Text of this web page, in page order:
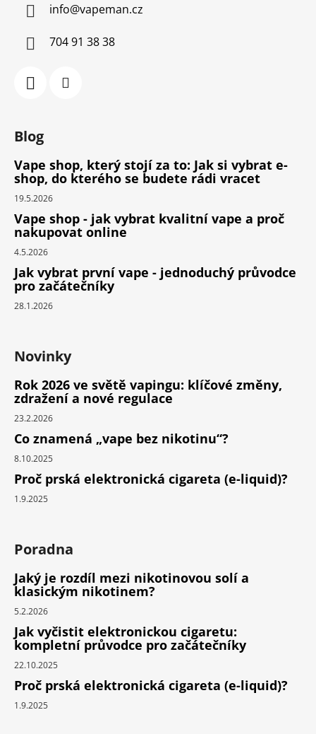
info@vapeman.cz
704 91 38 38
Blog
Vape shop, který stojí za to: Jak si vybrat e-
shop, do kterého se budete rádi vracet
19.5.2026
Vape shop - jak vybrat kvalitní vape a proč
nakupovat online
4.5.2026
Jak vybrat první vape - jednoduchý průvodce
pro začátečníky
28.1.2026
Novinky
Rok 2026 ve světě vapingu: klíčové změny,
zdražení a nové regulace
23.2.2026
Co znamená „vape bez nikotinu“?
8.10.2025
Proč prská elektronická cigareta (e-liquid)?
1.9.2025
Poradna
Jaký je rozdíl mezi nikotinovou solí a
klasickým nikotinem?
5.2.2026
Jak vyčistit elektronickou cigaretu:
kompletní průvodce pro začátečníky
22.10.2025
Proč prská elektronická cigareta (e-liquid)?
1.9.2025